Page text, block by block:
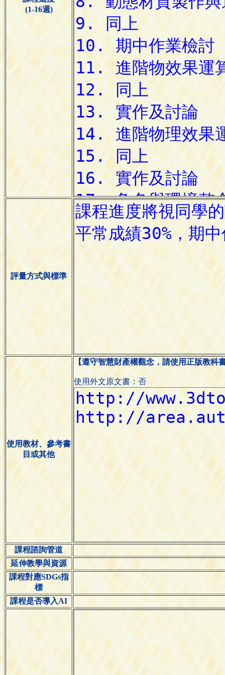
(1-16週)
評量方式與標準
使用教材、參考書
目或其他
【遵守智慧財產權觀念，請使用正版教科
使用外文原文書：否
課程諮詢管道
延伸教學與資源
課程對應SDGs指
標
課程是否導入AI